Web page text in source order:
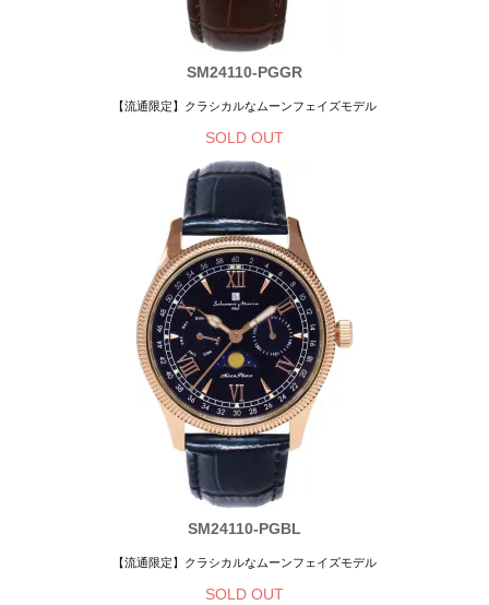
SM24110-PGGR
【流通限定】クラシカルなムーンフェイズモデル
SOLD OUT
SM24110-PGBL
【流通限定】クラシカルなムーンフェイズモデル
SOLD OUT